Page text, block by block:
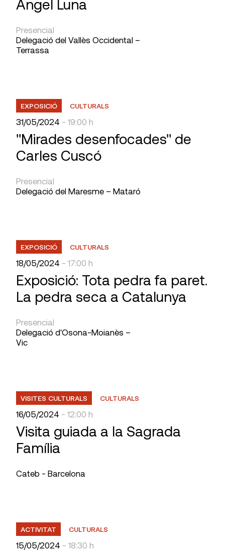
Àngel Luna
Presencial
Delegació del Vallès Occidental –
Terrassa
EXPOSICIÓ CULTURALS
31/05/2024 - 19:00 h
"Mirades desenfocades" de
Carles Cuscó
Presencial
Delegació del Maresme – Mataró
EXPOSICIÓ CULTURALS
18/05/2024 - 17:00 h
Exposició: Tota pedra fa paret.
La pedra seca a Catalunya
Presencial
Delegació d'Osona-Moianès –
Vic
VISITES CULTURALS CULTURALS
16/05/2024 - 12:00 h
Visita guiada a la Sagrada
Família
Cateb - Barcelona
ACTIVITAT CULTURALS
15/05/2024 - 18:30 h